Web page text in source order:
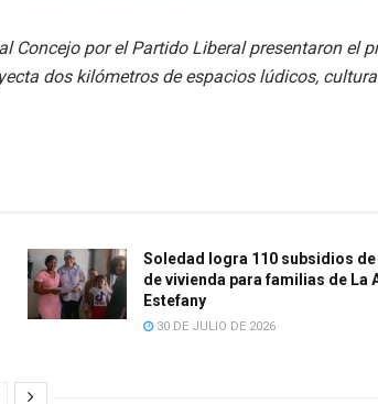
Concejo por el Partido Liberal presentaron el
dos kilómetros de espacios lúdicos,
Soledad logra 110 subsidios
de vivienda para familias de La
Estefany
30 DE JULIO DE 2026